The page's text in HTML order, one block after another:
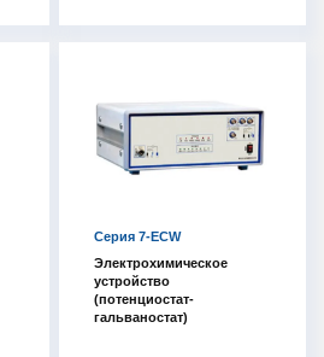
Серия 7-ECW
Электрохимическое
устройство
(потенциостат-
гальваностат)